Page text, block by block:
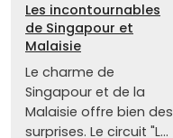
Les incontournables
de Singapour et
Malaisie
Le charme de
Singapour et de la
Malaisie offre bien des
surprises. Le circuit "L...